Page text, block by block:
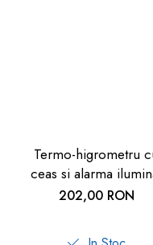
Termo-higrometru
ceas si alarma
TFA 60.2011
202,00 RON